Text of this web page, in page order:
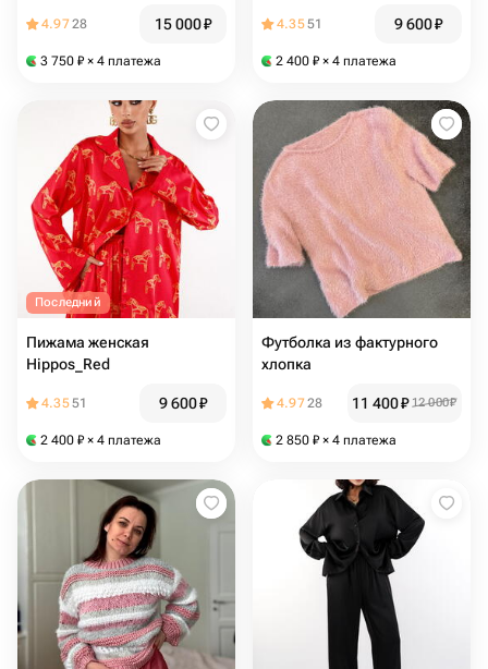
4.9728 15 000₽
3 750 ₽ × 4 платежа
4.3551 9 600₽
2 400 ₽ × 4 платежа
Последний
Пижама женская
Hippos_Red
4.3551 9 600₽
2 400 ₽ × 4 платежа
Футболка из фактурного
хлопка
4.9728 11 400₽ 12 000₽
2 850 ₽ × 4 платежа